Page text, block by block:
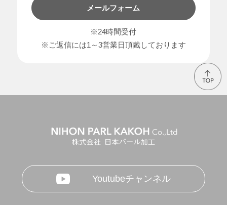
メールフォーム
※24時間受付
※ご返信には1～3営業日頂戴しております
Youtubeチャンネル